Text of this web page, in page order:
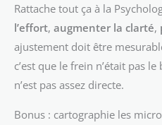
Rattache tout ça à la
l’effort, augmenter la clarté,
ajustement doit être
c’est que le frein n’était pas
n’est pas assez directe.
Bonus : cartographie les